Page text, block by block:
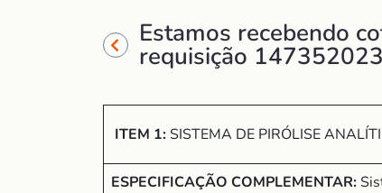
Estamos recebendo
requisição
ITEM 1:SISTEMA DE PIRÓLISE
ESPECIFICAÇÃO COMPLEMENTAR: